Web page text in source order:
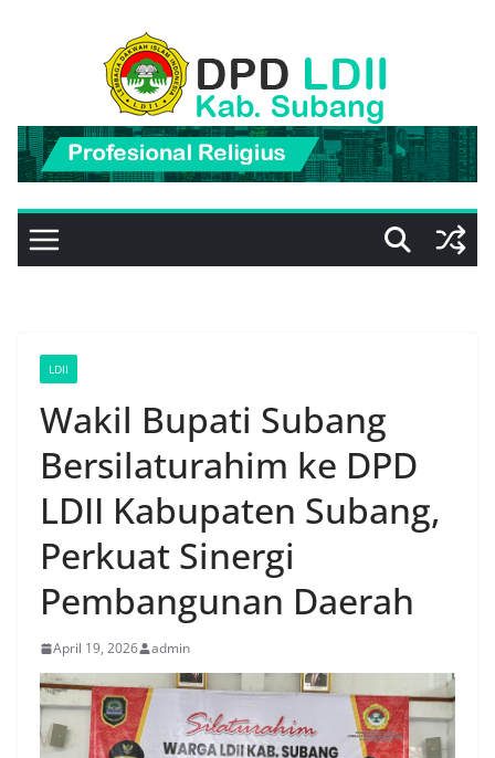
LDII
Wakil Bupati Subang
Bersilaturahim ke DPD
LDII Kabupaten Subang,
Perkuat Sinergi
Pembangunan Daerah
April 19, 2026 admin